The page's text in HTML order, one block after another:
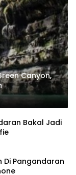
Canyon,
Bakal Jadi
Di Pangandaran